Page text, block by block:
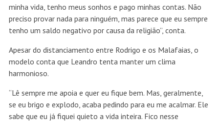
minha vida, tenho meus sonhos e pago minhas contas. Não
preciso provar nada para ninguém, mas parece que eu sempre
tenho um saldo negativo por causa da religião”, conta.
Apesar do distanciamento entre Rodrigo e os Malafaias, o
modelo conta que Leandro tenta manter um clima
harmonioso.
“Lê sempre me apoia e quer eu fique bem. Mas, geralmente,
se eu brigo e explodo, acaba pedindo para eu me acalmar. Ele
sabe que eu já fiquei quieto a vida inteira. Fico nesse